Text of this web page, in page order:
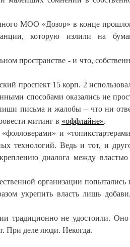
МОО «Дозор» в конце
которую излили на
пространстве - и что,
проспект 15 корп. 2
способами оказались не
письма и жалобы – что ни
митинг в «оффлайне».
и
технологий. Ведь и тот, и
диалога между
организации попытались
укрепить власть лишь
традиционно не удостоили.
При деле люди. Некогда.